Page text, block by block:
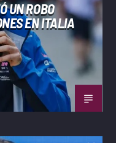
UN ROBO
EN ITALIA